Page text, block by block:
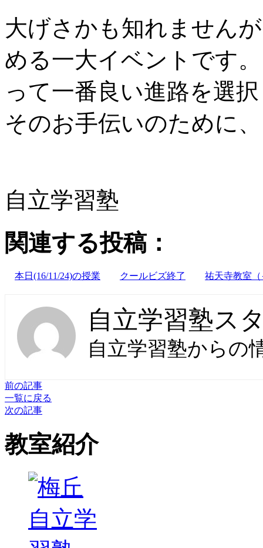
大げさかも知れません
める一大イベントです
って一番良い進路を選
そのお手伝いのために
自立学習塾
関連する投稿：
本日(16/11/24)の授業 クールビズ終了 祐天寺教室
自立学習塾ス
自立学習塾からの
前の記事
一覧に戻る
次の記事
教室紹介